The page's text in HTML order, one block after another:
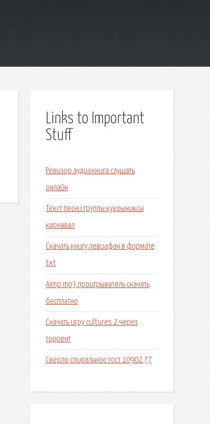
Links to Important
Stuff
Ревизор аудиокнига слушать
онлайн
Текст песни группы кукрыниксы
карнавал
Скачать книгу левиафан в формате
txt
Aimp mp3 проигрыватель скачать
бесплатно
Скачать игру cultures 2 через
торрент
Сверло спиральное гост 10902 77